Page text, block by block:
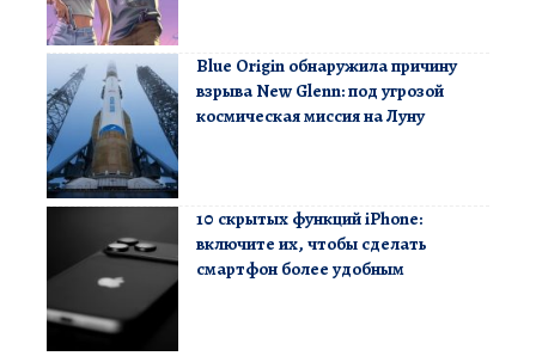
Blue Origin обнаружила причину
взрыва New Glenn: под угрозой
космическая миссия на Луну
10 скрытых функций iPhone:
включите их, чтобы сделать
смартфон более удобным